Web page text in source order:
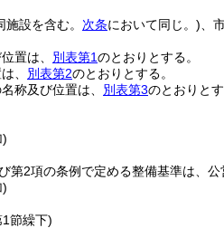
施設を含む。 次条において同じ。) 、
置は、 別表第1のとおりとする。
、 別表第2のとおりとする。
称及び位置は、 別表第3のとおりとす
)
第2項の条例で定める整備基準は、
)
節繰下)